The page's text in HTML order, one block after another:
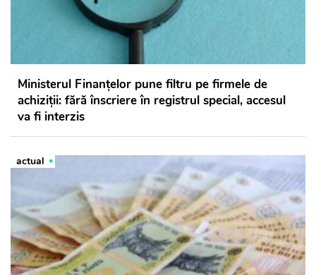
Ministerul Finanțelor pune filtru pe firmele de
achiziții: fără înscriere în registrul special, accesul
va fi interzis
actual